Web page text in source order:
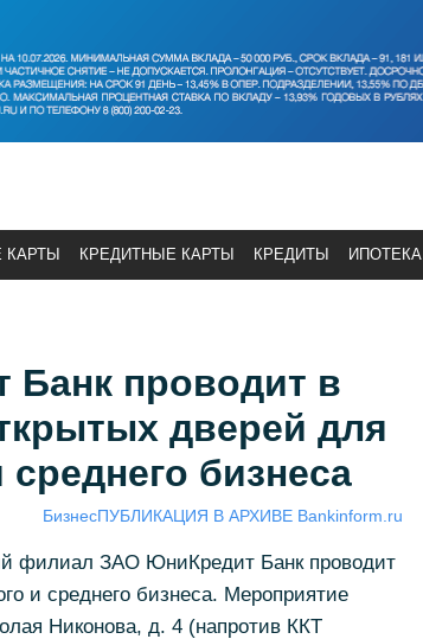
КРЕДИТНЫЕ КАРТЫ КРЕДИТЫ ИПОТЕКА
Банк проводит в
дверей для
бизнеса
БизнесПУБЛИКАЦИЯ В АРХИВЕ Bankinform.ru
филиал ЗАО ЮниКредит Банк проводит
и среднего бизнеса. Мероприятие
Никонова, д. 4 (напротив ККТ